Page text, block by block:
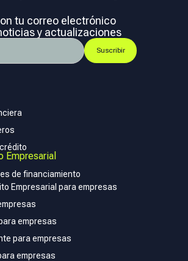
tu correo electrónico
y actualizaciones
Empresarial
de financiamiento
Empresarial para empresas
empresas
para empresas
empresas